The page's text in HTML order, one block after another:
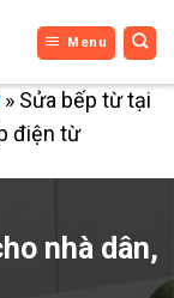
Menu
» Sửa bếp từ tại
điện từ
nhà dân,